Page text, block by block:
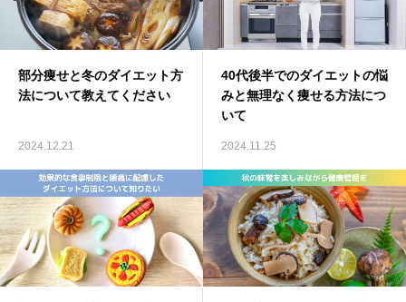
部分痩せと冬のダイエット方
法について教えてください
2024.12.21
40代後半でのダイエットの悩
みと無理なく痩せる方法につ
いて
2024.11.25